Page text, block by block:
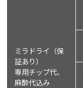
ミラドライ（保
証あり）
専用チップ代、
麻酔代込み